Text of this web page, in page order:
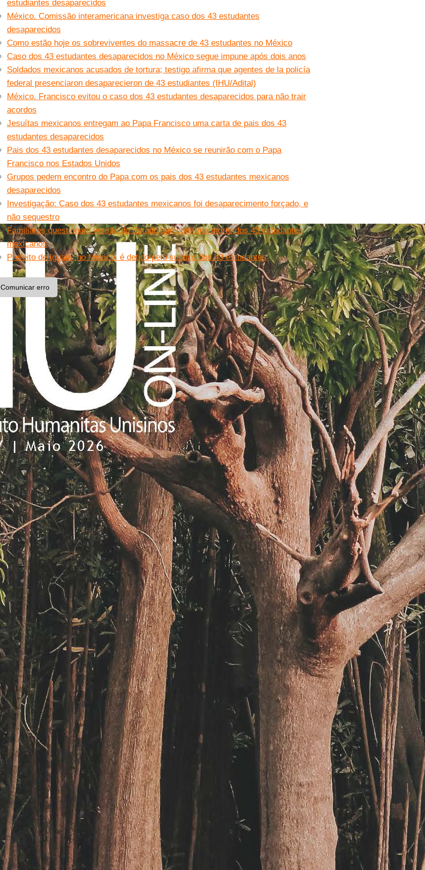
estudiantes desaparecidos
México. Comissão interamericana investiga caso dos 43 estudantes
desaparecidos
Como estão hoje os sobreviventes do massacre de 43 estudantes no México
Caso dos 43 estudantes desaparecidos no México segue impune após dois anos
Soldados mexicanos acusados de tortura; testigo afirma que agentes de la policía
federal presenciaron desaparecieron de 43 estudiantes (IHU/Adital)
México. Francisco evitou o caso dos 43 estudantes desaparecidos para não trair
acordos
Jesuítas mexicanos entregam ao Papa Francisco uma carta de pais dos 43
estudantes desaparecidos
Pais dos 43 estudantes desaparecidos no México se reunirão com o Papa
Francisco nos Estados Unidos
Grupos pedem encontro do Papa com os pais dos 43 estudantes mexicanos
desaparecidos
Investigação: Caso dos 43 estudantes mexicanos foi desaparecimento forçado, e
não sequestro
Familiares questionam versão do Estado que confirma morte dos 43 estudantes
mexicanos
Prefeito de Iguala, no México, é detido pelo sumiço dos 43 estudantes
Comunicar erro